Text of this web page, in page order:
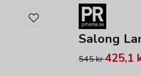
Salong
545 kr425,1